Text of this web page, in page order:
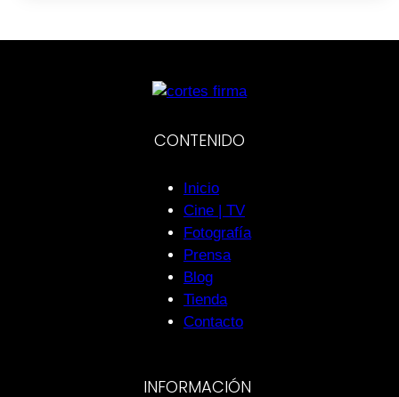
CONTENIDO
Inicio
Cine | TV
Fotografía
Prensa
Blog
Tienda
Contacto
INFORMACIÓN